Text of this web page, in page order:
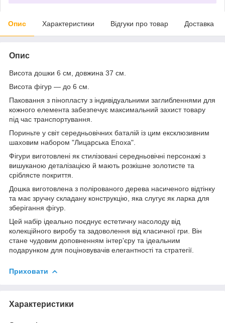
Опис Характеристики Відгуки про товар Доставка
Опис
Висота дошки 6 см, довжина 37 см.
Висота фігур — до 6 см.
Паковання з пінопласту з індивідуальними заглибленнями для
кожного елемента забезпечує максимальний захист товару
під час транспортування.
Пориньте у світ середньовічних баталій із цим ексклюзивним
шаховим набором "Лицарська Епоха".
Фігури виготовлені як стилізовані середньовічні персонажі з
вишуканою деталізацією й мають розкішне золотисте та
сріблясте покриття.
Дошка виготовлена з полірованого дерева насиченого відтінку
та має зручну складану конструкцію, яка слугує як ларка для
зберігання фігур.
Цей набір ідеально поєднує естетичну насолоду від
колекційного виробу та задоволення від класичної гри. Він
стане чудовим доповненням інтер'єру та ідеальним
подарунком для поціновувачів елегантності та стратегії.
Приховати
Характеристики